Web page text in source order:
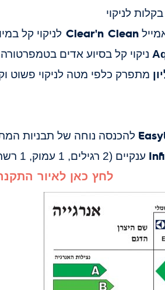
לניקוי
Clear'n Clean
לניקוי קל
ניקוי קל בסיוע אדים
מתפרק כלפי מטה לניקוי פשוט
להכנסה נוחה של תבניות
ענקיים (2 רגילים, 1 עמוק, 1 רשת)
לחץ כאן לאיור